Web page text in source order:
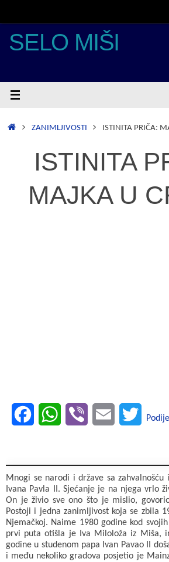
sadržaja
SELO MIŠI
POČETNA
ZANIMLJIVOSTI ISTINITA PRIČA:
ISTINITA
MAJKA U
e
b
o
o
t
s
A
p
e
r l
t
t
e
r
Mnogi se narodi i države sa zahvalnošću
Ivana Pavla II. Sjećanje je na njega vrlo
On je živio sve ono što je mislio,
Postoji i jedna zanimljivost koja se zbila
Njemačkoj. Naime 1980 godine kod
prvi puta otišla je Iva Miloloža iz Miša,
godine u studenom papa Ivan Pavao II
i među nekoliko gradova posjetio je